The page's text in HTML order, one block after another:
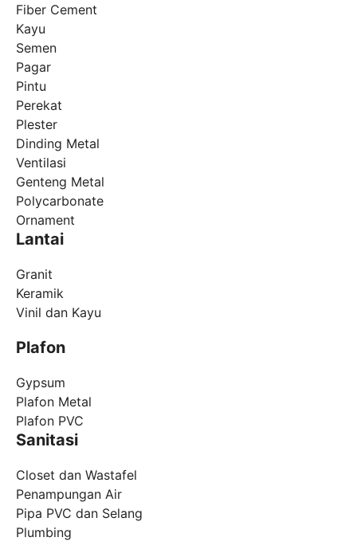
Fiber Cement
Kayu
Semen
Pagar
Pintu
Perekat
Plester
Dinding Metal
Ventilasi
Genteng Metal
Polycarbonate
Ornament
Lantai
Granit
Keramik
Vinil dan Kayu
Plafon
Gypsum
Plafon Metal
Plafon PVC
Sanitasi
Closet dan Wastafel
Penampungan Air
Pipa PVC dan Selang
Plumbing